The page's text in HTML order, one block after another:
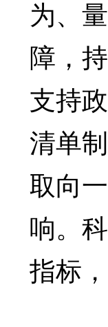
为、
障，
支持
清单
取向
响。
指标